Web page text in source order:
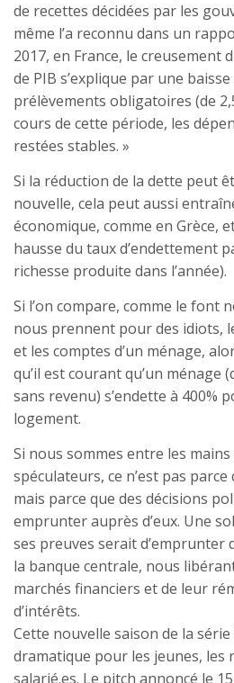
de recettes décidées par les
même l’a reconnu dans un
2017, en France, le creusement
de PIB s’explique par une
prélèvements obligatoires (de
cours de cette période, les
restées stables. »
Si la réduction de la dette peut
nouvelle, cela peut aussi
économique, comme en Grèce,
hausse du taux d’endettement
richesse produite dans l’année).
Si l’on compare, comme le font
nous prennent pour des idiots,
et les comptes d’un ménage,
qu’il est courant qu’un ménage
sans revenu) s’endette à 400%
logement.
Si nous sommes entre les
spéculateurs, ce n’est pas
mais parce que des décisions
emprunter auprès d’eux. Une
ses preuves serait d’emprunter
la banque centrale, nous
marchés financiers et de leur
d’intérêts.
Cette nouvelle saison de la série
dramatique pour les jeunes, les
salarié.es. Le pitch annoncé le